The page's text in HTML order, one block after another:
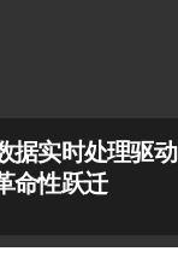
据实时处理驱动
命性跃迁